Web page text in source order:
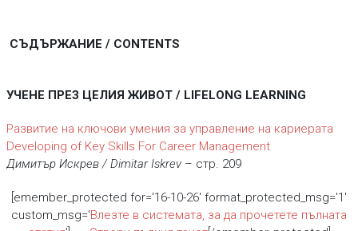
СЪДЪРЖАНИЕ / CONTENTS
УЧЕНЕ ПРЕЗ ЦЕЛИЯ ЖИВОТ / LIFELONG LEARNING
Развитие на ключови умения за управление на кариерата
Developing of Key Skills For Career Management
Димитър Искрев / Dimitar Iskrev– стр. 209
[emember_protected for='16-10-26' format_protected_msg='1'
custom_msg='Влезте в системата, за да прочетете пълната